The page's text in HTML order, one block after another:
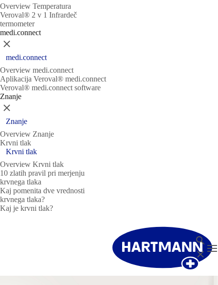
Overview Temperatura
Veroval® 2 v 1 Infrardeč
termometer
medi.connect
Zapri
medi.connect
Overview medi.connect
Aplikacija Veroval® medi.connect
Veroval® medi.connect software
Znanje
Zapri
Znanje
Overview Znanje
Krvni tlak
Krvni tlak
Overview Krvni tlak
10 zlatih pravil pri merjenju
krvnega tlaka
Kaj pomenita dve vrednosti
krvnega tlaka?
Kaj je krvni tlak?
Išči
Zapri